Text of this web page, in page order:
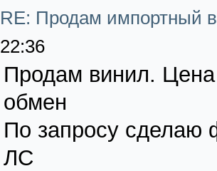
RE: Продам импортный
22:36
Продам винил.
обмен
По запросу сделаю
ЛС